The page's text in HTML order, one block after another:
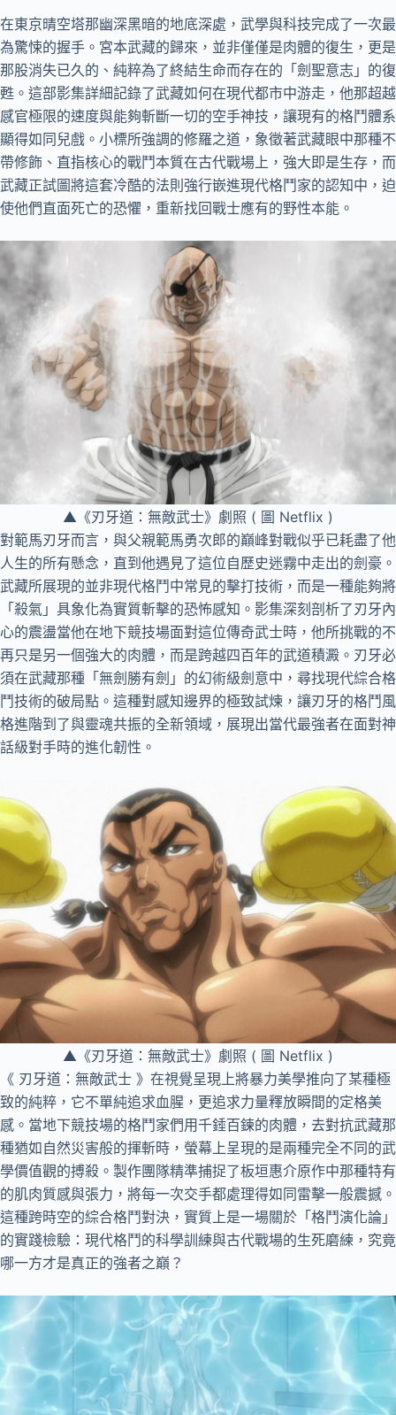
在東京晴空塔那幽深黑暗的地底深處，武學與科技完成了一次最
為驚悚的握手。宮本武藏的歸來，並非僅僅是肉體的復生，更是
那股消失已久的、純粹為了終結生命而存在的「劍聖意志」的復
甦。這部影集詳細記錄了武藏如何在現代都市中游走，他那超越
感官極限的速度與能夠斬斷一切的空手神技，讓現有的格鬥體系
顯得如同兒戲。小標所強調的修羅之道，象徵著武藏眼中那種不
帶修飾、直指核心的戰鬥本質在古代戰場上，強大即是生存，而
武藏正試圖將這套冷酷的法則強行嵌進現代格鬥家的認知中，迫
使他們直面死亡的恐懼，重新找回戰士應有的野性本能。
▲《刃牙道：無敵武士》劇照 ( 圖 Netflix )
對範馬刃牙而言，與父親範馬勇次郎的巔峰對戰似乎已耗盡了他
人生的所有懸念，直到他遇見了這位自歷史迷霧中走出的劍豪。
武藏所展現的並非現代格鬥中常見的擊打技術，而是一種能夠將
「殺氣」具象化為實質斬擊的恐怖感知。影集深刻剖析了刃牙內
心的震盪當他在地下競技場面對這位傳奇武士時，他所挑戰的不
再只是另一個強大的肉體，而是跨越四百年的武道積澱。刃牙必
須在武藏那種「無劍勝有劍」的幻術級劍意中，尋找現代綜合格
鬥技術的破局點。這種對感知邊界的極致試煉，讓刃牙的格鬥風
格進階到了與靈魂共振的全新領域，展現出當代最強者在面對神
話級對手時的進化韌性。
▲《刃牙道：無敵武士》劇照 ( 圖 Netflix )
《 刃牙道：無敵武士 》在視覺呈現上將暴力美學推向了某種極
致的純粹，它不單純追求血腥，更追求力量釋放瞬間的定格美
感。當地下競技場的格鬥家們用千錘百鍊的肉體，去對抗武藏那
種猶如自然災害般的揮斬時，螢幕上呈現的是兩種完全不同的武
學價值觀的搏殺。製作團隊精準捕捉了板垣惠介原作中那種特有
的肌肉質感與張力，將每一次交手都處理得如同雷擊一般震撼。
這種跨時空的綜合格鬥對決，實質上是一場關於「格鬥演化論」
的實踐檢驗：現代格鬥的科學訓練與古代戰場的生死磨練，究竟
哪一方才是真正的強者之巔？